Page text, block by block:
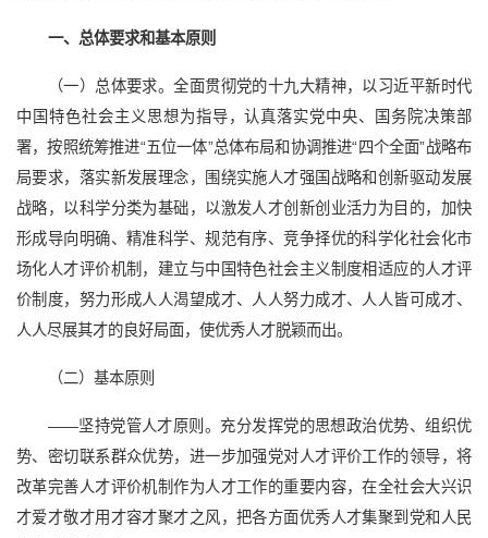
一、总体要求和基本原则
（一）总体要求。全面贯彻党的十九大精神，以习近平新时代
中国特色社会主义思想为指导，认真落实党中央、国务院决策部
署，按照统筹推进“五位一体”总体布局和协调推进“四个全面”战略布
局要求，落实新发展理念，围绕实施人才强国战略和创新驱动发展
战略，以科学分类为基础，以激发人才创新创业活力为目的，加快
形成导向明确、精准科学、规范有序、竞争择优的科学化社会化市
场化人才评价机制，建立与中国特色社会主义制度相适应的人才评
价制度，努力形成人人渴望成才、人人努力成才、人人皆可成才、
人人尽展其才的良好局面，使优秀人才脱颖而出。
（二）基本原则
——坚持党管人才原则。充分发挥党的思想政治优势、组织优
势、密切联系群众优势，进一步加强党对人才评价工作的领导，将
改革完善人才评价机制作为人才工作的重要内容，在全社会大兴识
才爱才敬才用才容才聚才之风，把各方面优秀人才集聚到党和人民